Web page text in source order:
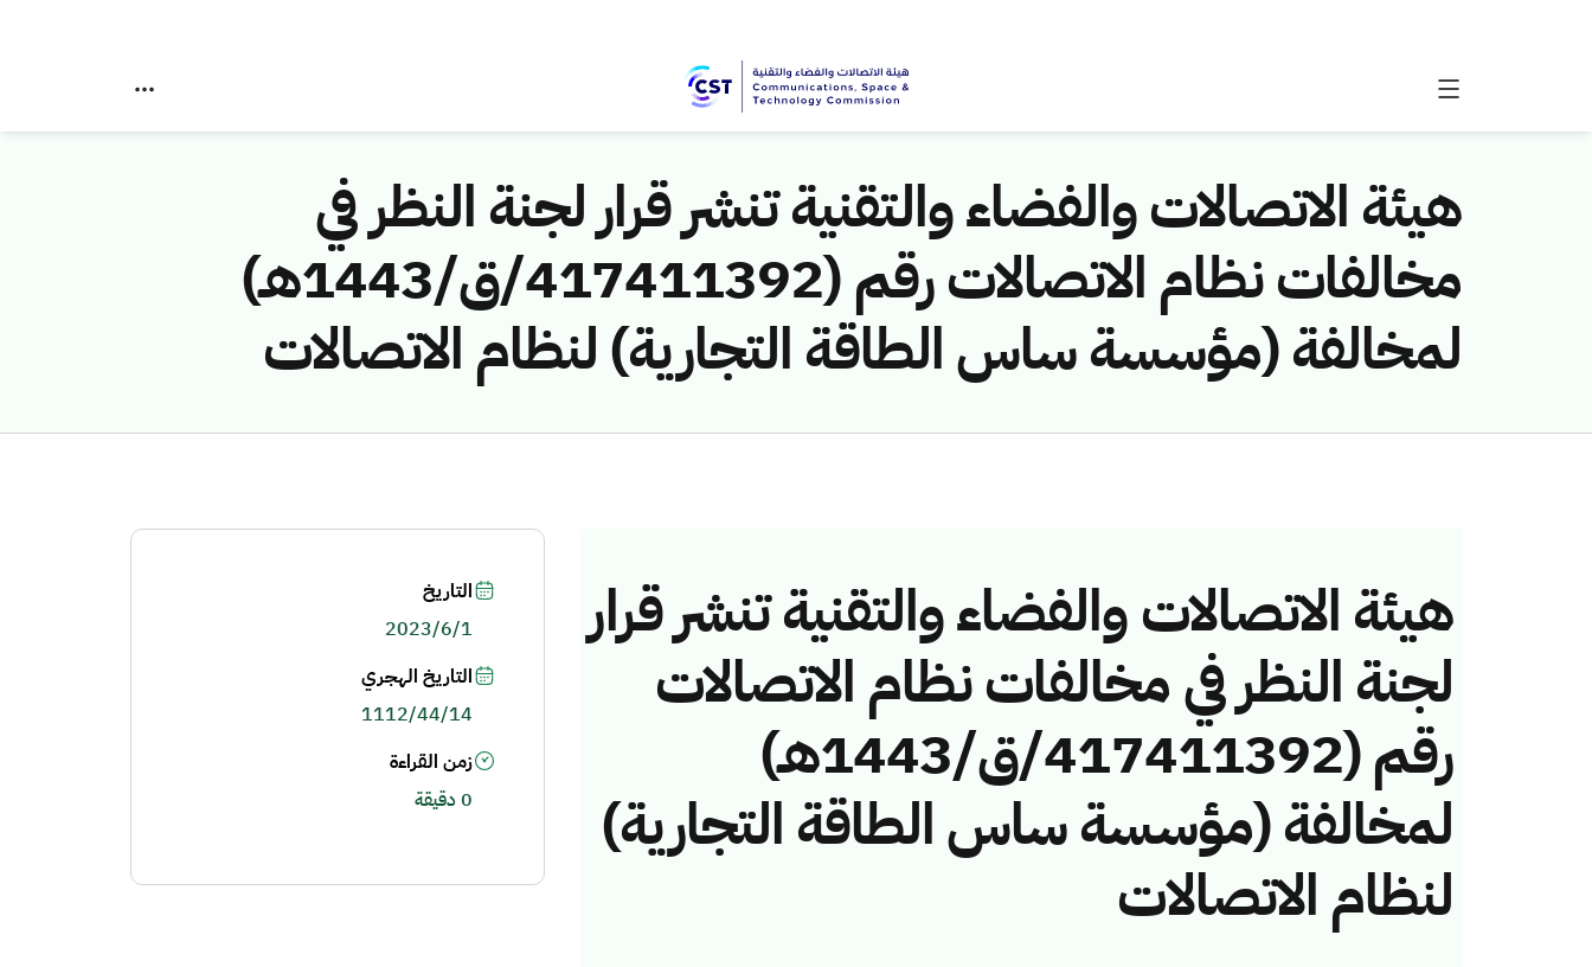
هيئة الاتصالات والفضاء والتقنية تنشر قرار لجنة النظر في
مخالفات نظام الاتصالات رقم (417411392/ق/1443هـ)
لمخالفة (مؤسسة ساس الطاقة التجارية) لنظام الاتصالات
هيئة الاتصالات والفضاء والتقنية تنشر قرار
لجنة النظر في مخالفات نظام الاتصالات
رقم (417411392/ق/1443هـ)
لمخالفة (مؤسسة ساس الطاقة التجارية)
لنظام الاتصالات
التاريخ
2023/6/1
التاريخ الهجري
1112/44/14
زمن القراءة
0 دقيقة